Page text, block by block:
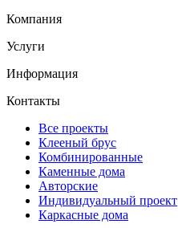
Компания
Услуги
Информация
Контакты
Все проекты
Клееный брус
Комбинированные
Каменные дома
Авторские
Индивидуальный проект
Каркасные дома